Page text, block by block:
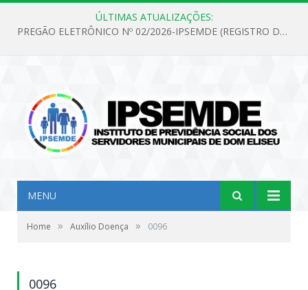
ÚLTIMAS ATUALIZAÇÕES:
PREGÃO ELETRÔNICO Nº 02/2026-IPSEMDE (REGISTRO DE PREÇOS PARA FUTURA E EVENTUAL AQUISIÇÃO DE MATERIAL DE LIMPEZA E GÊNEROS ALIMENTÍCIOS PARA ATENDER AS NECESSIDADES DO INSTITUTO DE PREVIDÊNCIA SOCIAL DOS SERVIDORES MUNICIPAIS DE DOM ELISEU.)
MENU
Home » Auxílio Doença » 0096
0096